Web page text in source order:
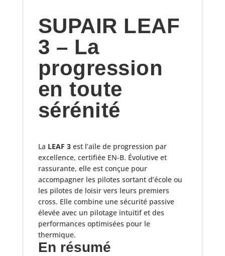
SUPAIR LEAF
3 – La
progression
en toute
sérénité
La LEAF 3est l’aile de progression par
excellence, certifiée EN-B. Évolutive et
rassurante, elle est conçue pour
accompagner les pilotes sortant d’école ou
les pilotes de loisir vers leurs premiers
cross. Elle combine une sécurité passive
élevée avec un pilotage intuitif et des
performances optimisées pour le
thermique.
En résumé